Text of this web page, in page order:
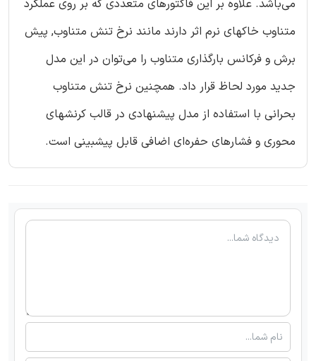
می‌باشد. علاوه بر این فاکتورهای متعددی که بر روی عملکرد
متناوب خاکهای نرم اثر دارند مانند نرخ تنش متناوب, پیش
برش و فرکانس بارگذاری متناوب را می‌توان در این مدل
جدید مورد لحاظ قرار داد. همچنین نرخ تنش متناوب
بحرانی با استفاده از مدل پیشنهادی در قالب کرنشهای
محوری و فشارهای حفره‌ای اضافی قابل پیشبینی است.